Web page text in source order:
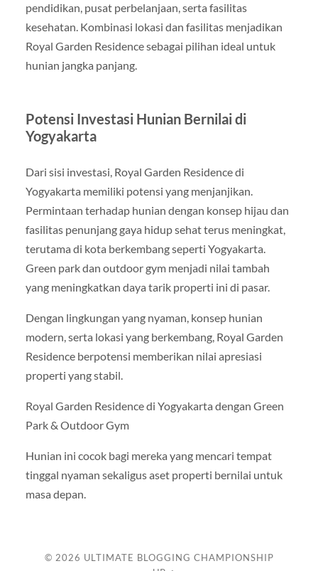
pendidikan, pusat perbelanjaan, serta fasilitas
kesehatan. Kombinasi lokasi dan fasilitas menjadikan
Royal Garden Residence sebagai pilihan ideal untuk
hunian jangka panjang.
Potensi Investasi Hunian Bernilai di
Yogyakarta
Dari sisi investasi, Royal Garden Residence di
Yogyakarta memiliki potensi yang menjanjikan.
Permintaan terhadap hunian dengan konsep hijau dan
fasilitas penunjang gaya hidup sehat terus meningkat,
terutama di kota berkembang seperti Yogyakarta.
Green park dan outdoor gym menjadi nilai tambah
yang meningkatkan daya tarik properti ini di pasar.
Dengan lingkungan yang nyaman, konsep hunian
modern, serta lokasi yang berkembang, Royal Garden
Residence berpotensi memberikan nilai apresiasi
properti yang stabil.
Royal Garden Residence di Yogyakarta dengan Green
Park & Outdoor Gym
Hunian ini cocok bagi mereka yang mencari tempat
tinggal nyaman sekaligus aset properti bernilai untuk
masa depan.
© 2026 ULTIMATE BLOGGING CHAMPIONSHIP